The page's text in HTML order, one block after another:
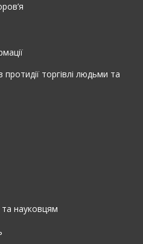
протидії торгівлі людьми та
науковцям